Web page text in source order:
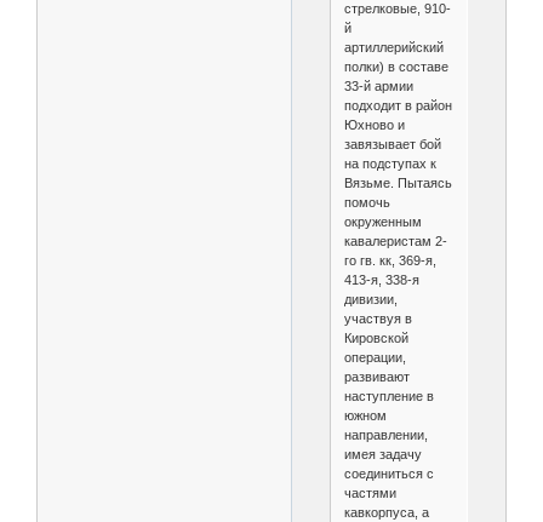
стрелковые, 910-
й
артиллерийский
полки) в составе
33-й армии
подходит в район
Юхново и
завязывает бой
на подступах к
Вязьме. Пытаясь
помочь
окруженным
кавалеристам 2-
го гв. кк, 369-я,
413-я, 338-я
дивизии,
участвуя в
Кировской
операции,
развивают
наступление в
южном
направлении,
имея задачу
соединиться с
частями
кавкорпуса, а